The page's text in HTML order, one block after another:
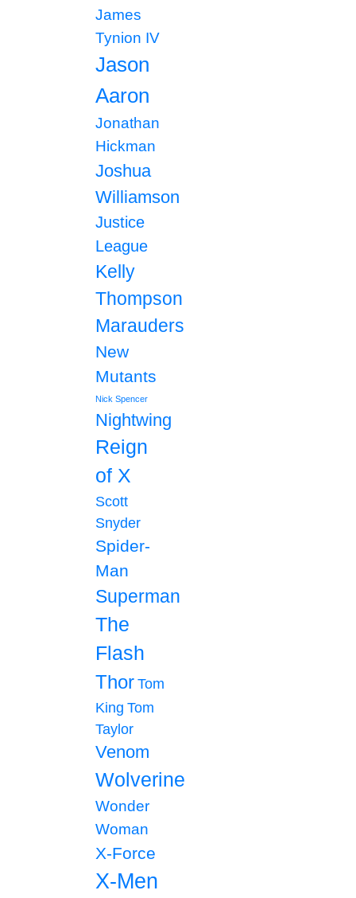
James
Tynion IV
Jason
Aaron
Jonathan
Hickman
Joshua
Williamson
Justice
League
Kelly
Thompson
Marauders
New
Mutants
Nick Spencer
Nightwing
Reign
of X
Scott
Snyder
Spider-
Man
Superman
The
Flash
Thor Tom
King Tom
Taylor
Venom
Wolverine
Wonder
Woman
X-Force
X-Men